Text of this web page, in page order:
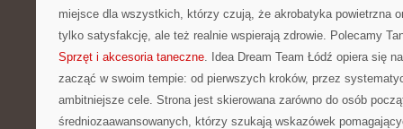
miejsce dla wszystkich, którzy czują, że akrobatyka powietrzna
tylko satysfakcję, ale też realnie wspierają zdrowie. Polecamy
Sprzęt i akcesoria taneczne. Idea Dream Team Łódź opiera się
zacząć w swoim tempie: od pierwszych kroków, przez
ambitniejsze cele. Strona jest skierowana zarówno do osób
średniozaawansowanych, którzy szukają wskazówek